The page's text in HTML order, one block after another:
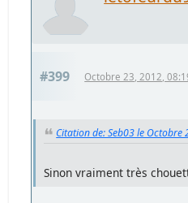
#399 Octobre 23, 2012,
Citation de: Seb03 le Octobre
Sinon vraiment très